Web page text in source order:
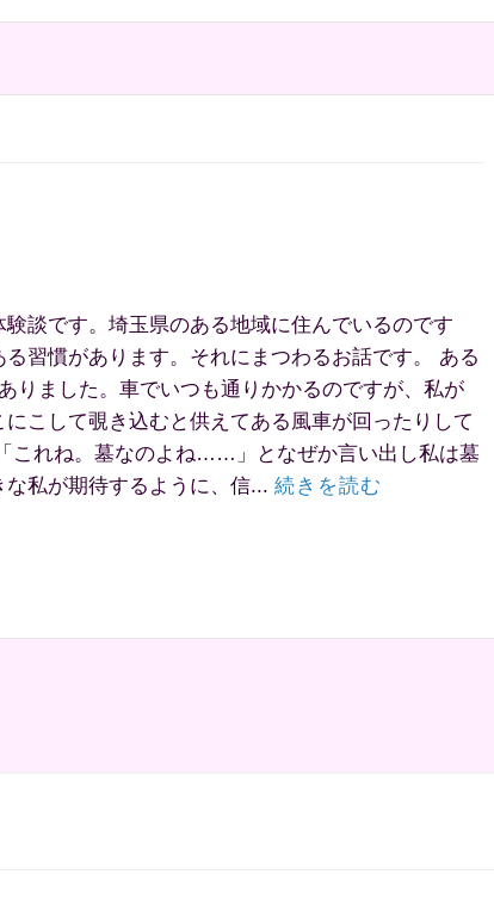
談です。埼玉県のある地域に住んでいるのです
習慣があります。それにまつわるお話です。 ある
りました。車でいつも通りかかるのですが、私が
こして覗き込むと供えてある風車が回ったりして
これね。墓なのよね……」となぜか言い出し私は墓
私が期待するように、信... 続きを読む